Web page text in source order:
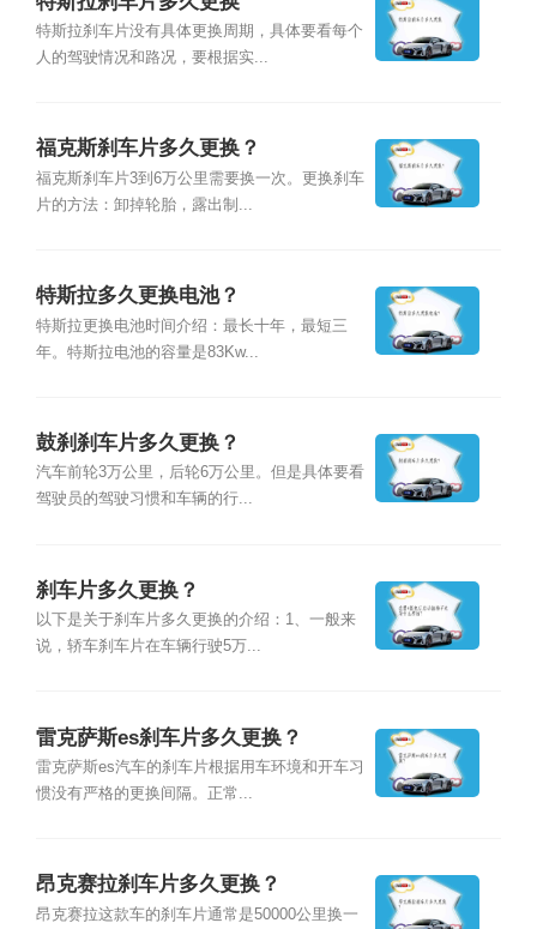
特斯拉刹车片没有具体更换周期，具体要看每个
人的驾驶情况和路况，要根据实...
福克斯刹车片多久更换？
福克斯刹车片3到6万公里需要换一次。更换刹车
片的方法：卸掉轮胎，露出制...
特斯拉多久更换电池？
特斯拉更换电池时间介绍：最长十年，最短三
年。特斯拉电池的容量是83Kw...
鼓刹刹车片多久更换？
汽车前轮3万公里，后轮6万公里。但是具体要看
驾驶员的驾驶习惯和车辆的行...
刹车片多久更换？
以下是关于刹车片多久更换的介绍：1、一般来
说，轿车刹车片在车辆行驶5万...
雷克萨斯es刹车片多久更换？
雷克萨斯es汽车的刹车片根据用车环境和开车习
惯没有严格的更换间隔。正常...
昂克赛拉刹车片多久更换？
昂克赛拉这款车的刹车片通常是50000公里换一